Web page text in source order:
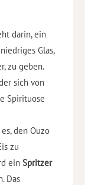
darin, ein
Glas,
zu geben.
sich von
Spirituose
den Ouzo
zu
ein Spritzer
Das